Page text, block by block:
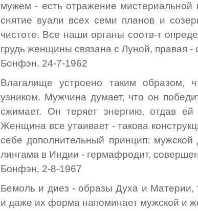
мужем - есть отражение мистериальной
снятие вуали всех семи планов и
чистоте. Все наши органы соотв-т
грудь женщины связана с Луной, правая
Бонфэн, 24-7-1962
Влагалище устроено таким образом,
узником. Мужчина думает, что он
сжимает. Он теряет энергию, отдав
Женщина все утаивает - такова
себе дополнительный принцип:
лингама в Индии - гермафродит,
Бонфэн, 2-8-1967
Бемоль и диез - образы Духа и
и даже их форма напоминает мужской и